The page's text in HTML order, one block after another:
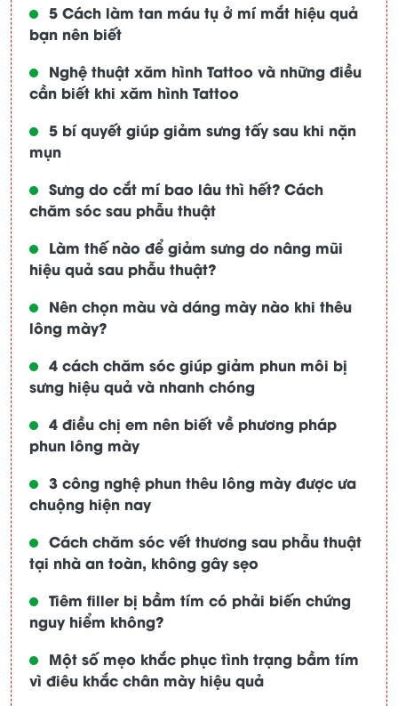
5 Cách làm tan máu tụ ở mí mắt hiệu quả
bạn nên biết
Nghệ thuật xăm hình Tattoo và những điều
cần biết khi xăm hình Tattoo
5 bí quyết giúp giảm sưng tấy sau khi nặn
mụn
Sưng do cắt mí bao lâu thì hết? Cách
chăm sóc sau phẫu thuật
Làm thế nào để giảm sưng do nâng mũi
hiệu quả sau phẫu thuật?
Nên chọn màu và dáng mày nào khi thêu
lông mày?
4 cách chăm sóc giúp giảm phun môi bị
sưng hiệu quả và nhanh chóng
4 điều chị em nên biết về phương pháp
phun lông mày
3 công nghệ phun thêu lông mày được ưa
chuộng hiện nay
Cách chăm sóc vết thương sau phẫu thuật
tại nhà an toàn, không gây sẹo
Tiêm filler bị bầm tím có phải biến chứng
nguy hiểm không?
Một số mẹo khắc phục tình trạng bầm tím
vì điêu khắc chân mày hiệu quả